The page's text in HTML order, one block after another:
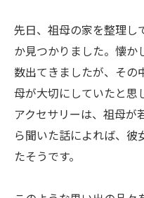
先日、祖母の家を整理し
か見つかりました。懐か
数出てきましたが、その
母が大切にしていたと思
アクセサリーは、祖母が
ら聞いた話によれば、彼
たそうです。